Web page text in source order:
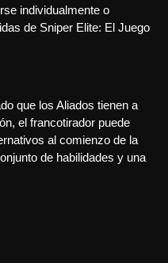
individualmente o
de Sniper Elite: El Juego
que los Aliados tienen a
el francotirador puede
al comienzo de la
de habilidades y una